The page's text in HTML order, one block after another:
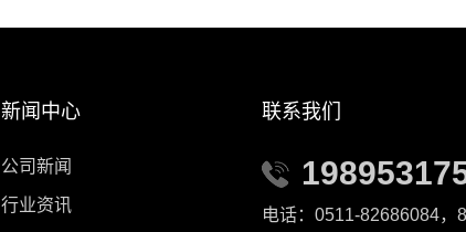
新闻中心
公司新闻
行业资讯
联系我们
电话：0511-82686084，